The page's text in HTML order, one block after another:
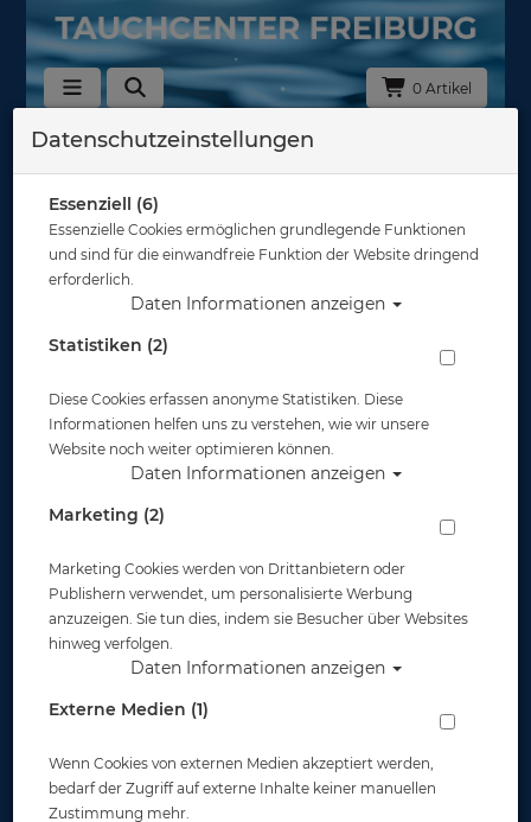
0 Artikel
Zurück
Miflex Extreme MD-Schlauch 1/2 - 80 cm
Artikelnr.: pol-38002wh
Datenschutzeinstellungen
Essenziell (6)
Essenzielle Cookies ermöglichen grundlegende Funktionen
und sind für die einwandfreie Funktion der Website dringend
erforderlich.
Daten Informationen anzeigen
Statistiken (2)
Diese Cookies erfassen anonyme Statistiken. Diese
Informationen helfen uns zu verstehen, wie wir unsere
Website noch weiter optimieren können.
Daten Informationen anzeigen
Marketing (2)
Marketing Cookies werden von Drittanbietern oder
Publishern verwendet, um personalisierte Werbung
anzuzeigen. Sie tun dies, indem sie Besucher über Websites
hinweg verfolgen.
Daten Informationen anzeigen
Externe Medien (1)
Wenn Cookies von externen Medien akzeptiert werden,
bedarf der Zugriff auf externe Inhalte keiner manuellen
Zustimmung mehr.